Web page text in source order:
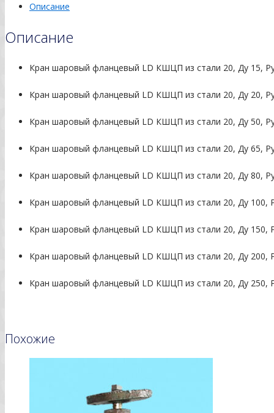
Описание
Описание
Кран шаровый фланцевый LD КШЦП из стали 20, Ду 15,
Кран шаровый фланцевый LD КШЦП из стали 20, Ду 20,
Кран шаровый фланцевый LD КШЦП из стали 20, Ду 50,
Кран шаровый фланцевый LD КШЦП из стали 20, Ду 65,
Кран шаровый фланцевый LD КШЦП из стали 20, Ду 80,
Кран шаровый фланцевый LD КШЦП из стали 20, Ду 100,
Кран шаровый фланцевый LD КШЦП из стали 20, Ду 150,
Кран шаровый фланцевый LD КШЦП из стали 20, Ду 200,
Кран шаровый фланцевый LD КШЦП из стали 20, Ду 250,
Похожие